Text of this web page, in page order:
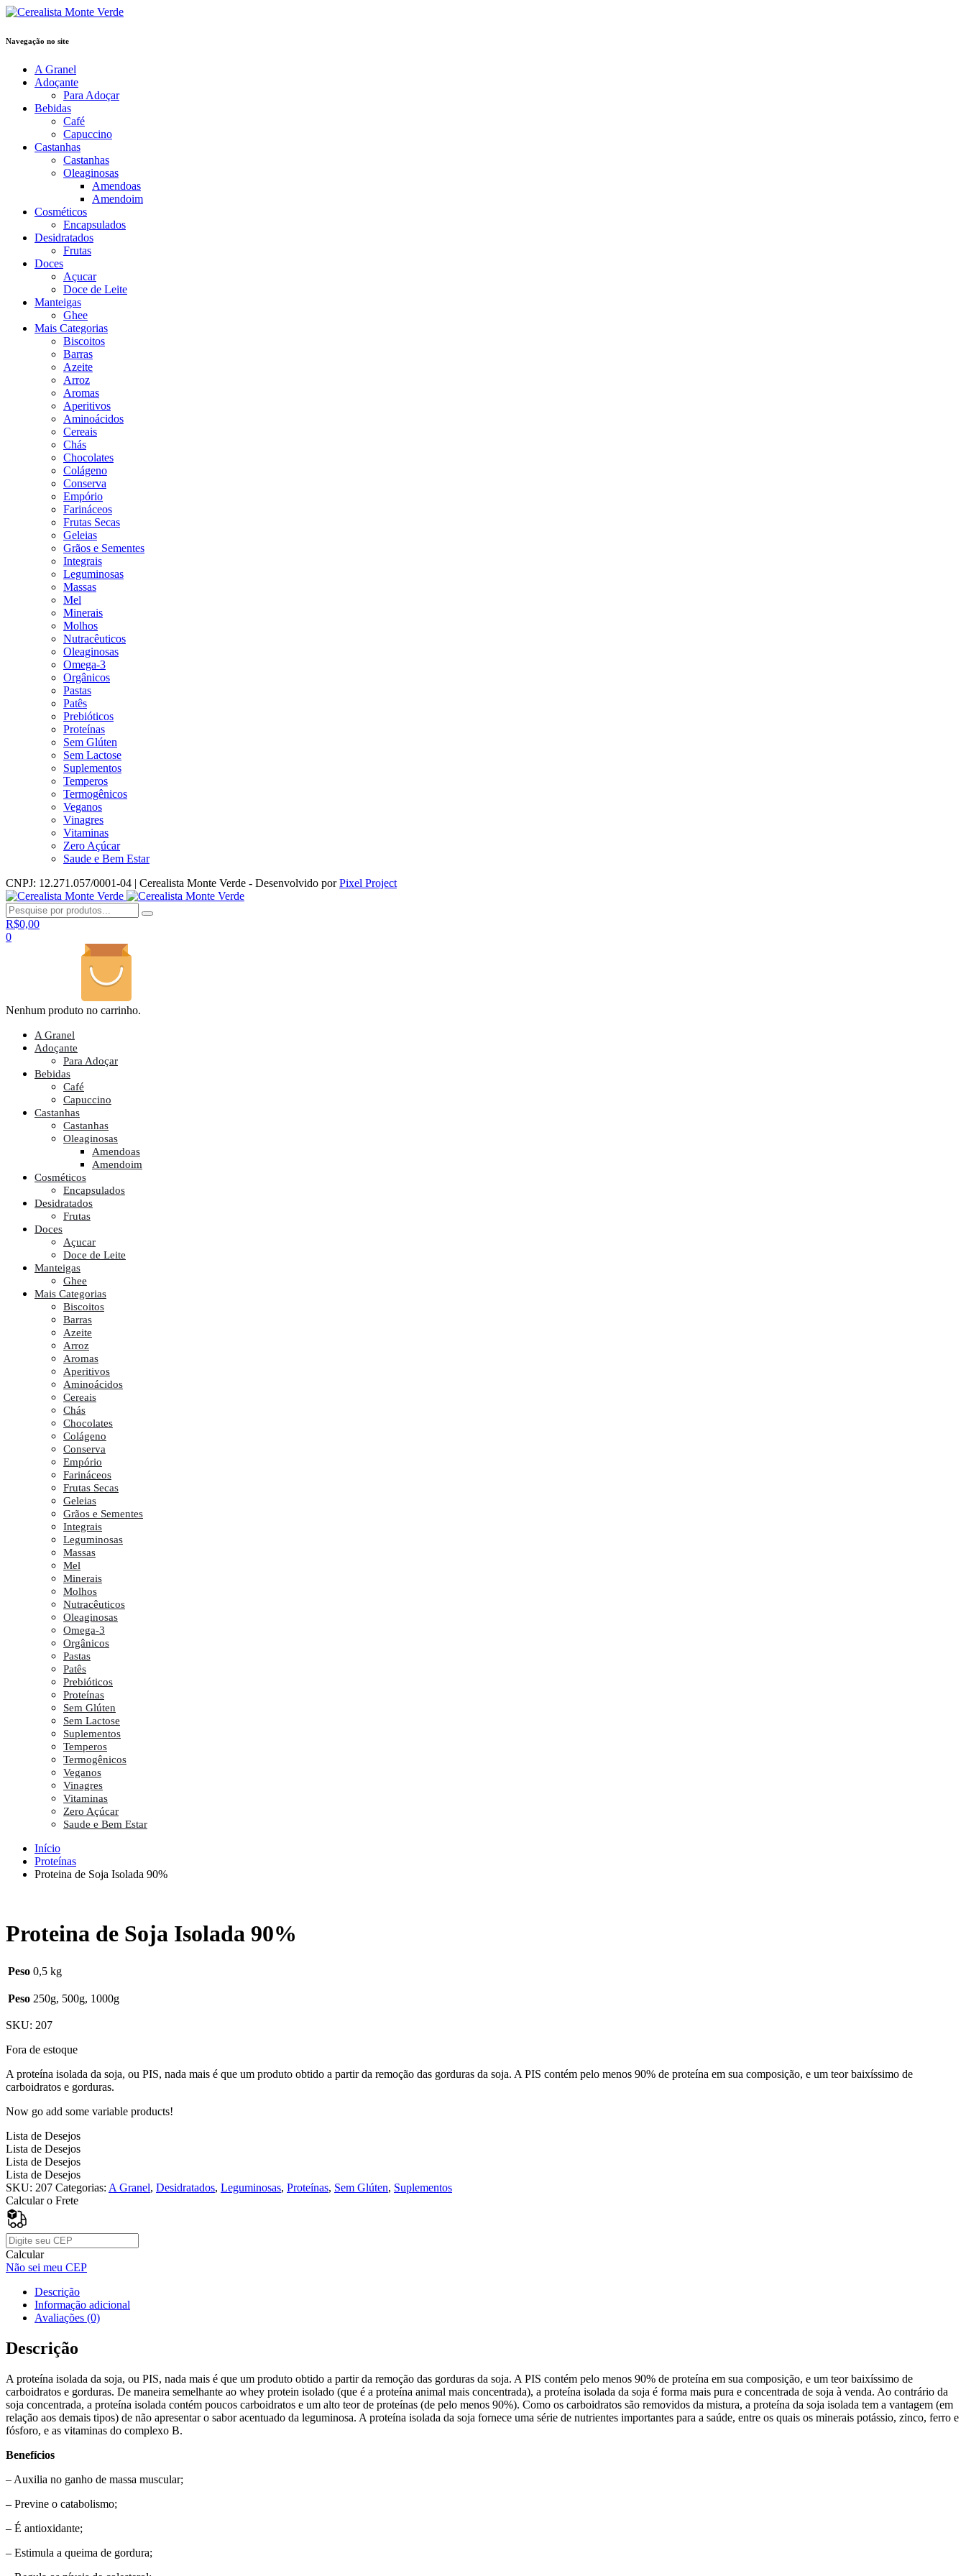
Navegação no site
A Granel
Adoçante
Para Adoçar
Bebidas
Café
Capuccino
Castanhas
Castanhas
Oleaginosas
Amendoas
Amendoim
Cosméticos
Encapsulados
Desidratados
Frutas
Doces
Açucar
Doce de Leite
Manteigas
Ghee
Mais Categorias
Biscoitos
Barras
Azeite
Arroz
Aromas
Aperitivos
Aminoácidos
Cereais
Chás
Chocolates
Colágeno
Conserva
Empório
Farináceos
Frutas Secas
Geleias
Grãos e Sementes
Integrais
Leguminosas
Massas
Mel
Minerais
Molhos
Nutracêuticos
Oleaginosas
Omega-3
Orgânicos
Pastas
Patês
Prebióticos
Proteínas
Sem Glúten
Sem Lactose
Suplementos
Temperos
Termogênicos
Veganos
Vinagres
Vitaminas
Zero Açúcar
Saude e Bem Estar
CNPJ: 12.271.057/0001-04 | Cerealista Monte Verde - Desenvolvido porPixel Project
R$0,00
0
Nenhum produto no carrinho.
A Granel
Adoçante
Para Adoçar
Bebidas
Café
Capuccino
Castanhas
Castanhas
Oleaginosas
Amendoas
Amendoim
Cosméticos
Encapsulados
Desidratados
Frutas
Doces
Açucar
Doce de Leite
Manteigas
Ghee
Mais Categorias
Biscoitos
Barras
Azeite
Arroz
Aromas
Aperitivos
Aminoácidos
Cereais
Chás
Chocolates
Colágeno
Conserva
Empório
Farináceos
Frutas Secas
Geleias
Grãos e Sementes
Integrais
Leguminosas
Massas
Mel
Minerais
Molhos
Nutracêuticos
Oleaginosas
Omega-3
Orgânicos
Pastas
Patês
Prebióticos
Proteínas
Sem Glúten
Sem Lactose
Suplementos
Temperos
Termogênicos
Veganos
Vinagres
Vitaminas
Zero Açúcar
Saude e Bem Estar
Início
Proteínas
Proteina de Soja Isolada 90%
Proteina de Soja Isolada 90%
Peso 0,5 kg
Peso 250g, 500g, 1000g
SKU: 207
Fora de estoque
A proteína isolada da soja, ou PIS, nada mais é que um produto obtido a partir da remoção das gorduras da soja. A PIS contém pelo menos 90% de proteína em sua composição, e um teor baixíssimo de
carboidratos e gorduras.
Now go add some variable products!
Lista de Desejos
Lista de Desejos
Lista de Desejos
Lista de Desejos
SKU: 207 Categorias: A Granel, Desidratados, Leguminosas, Proteínas, Sem Glúten, Suplementos
Calcular o Frete
Calcular
Não sei meu CEP
Descrição
Informação adicional
Avaliações (0)
Descrição
A proteína isolada da soja, ou PIS, nada mais é que um produto obtido a partir da remoção das gorduras da soja. A PIS contém pelo menos 90% de proteína em sua composição, e um teor baixíssimo de
carboidratos e gorduras. De maneira semelhante ao whey protein isolado (que é a proteína animal mais concentrada), a proteína isolada da soja é forma mais pura e concentrada de soja à venda. Ao contrário da
soja concentrada, a proteína isolada contém poucos carboidratos e um alto teor de proteínas (de pelo menos 90%). Como os carboidratos são removidos da mistura, a proteína da soja isolada tem a vantagem (em
relação aos demais tipos) de não apresentar o sabor acentuado da leguminosa. A proteína isolada da soja fornece uma série de nutrientes importantes para a saúde, entre os quais os minerais potássio, zinco, ferro e
fósforo, e as vitaminas do complexo B.
Benefícios
– Auxilia no ganho de massa muscular;
–Previne o catabolismo;
– É antioxidante;
– Estimula a queima de gordura;